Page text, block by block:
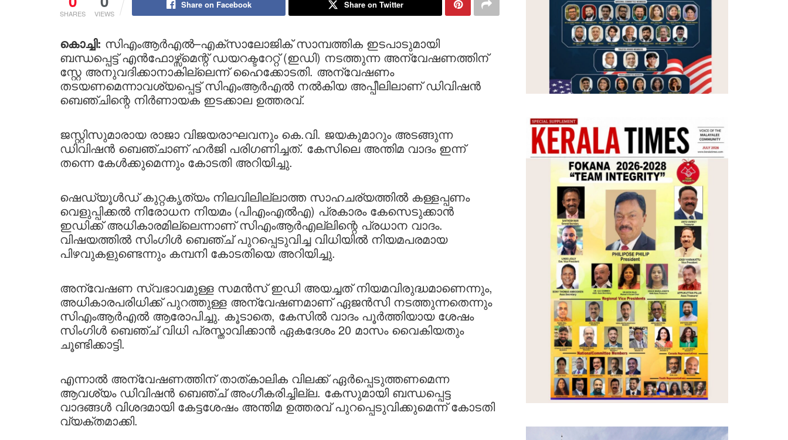
SHARES VIEWS
Share on Facebook Share on Twitter
കൊച്ചി: സിഎംആർഎൽ–എക്സാലോജിക് സാമ്പത്തിക ഇടപാടുമായി
ബന്ധപ്പെട്ട് എൻഫോഴ്സ്മെന്റ് ഡയറക്ടറേറ്റ് (ഇഡി) നടത്തുന്ന അന്വേഷണത്തിന്
സ്റ്റേ അനുവദിക്കാനാകില്ലെന്ന് ഹൈക്കോടതി. അന്വേഷണം
തടയണമെന്നാവശ്യപ്പെട്ട് സിഎംആർഎൽ നൽകിയ അപ്പീലിലാണ് ഡിവിഷൻ
ബെഞ്ചിന്റെ നിർണായക ഇടക്കാല ഉത്തരവ്.
ജസ്റ്റിസുമാരായ രാജാ വിജയരാഘവനും കെ.വി. ജയകുമാറും അടങ്ങുന്ന
ഡിവിഷൻ ബെഞ്ചാണ് ഹർജി പരിഗണിച്ചത്. കേസിലെ അന്തിമ വാദം ഇന്ന്
തന്നെ കേൾക്കുമെന്നും കോടതി അറിയിച്ചു.
ഷെഡ്യൂൾഡ് കുറ്റകൃത്യം നിലവിലില്ലാത്ത സാഹചര്യത്തിൽ കള്ളപ്പണം
വെളുപ്പിക്കൽ നിരോധന നിയമം (പിഎംഎൽഎ) പ്രകാരം കേസെടുക്കാൻ
ഇഡിക്ക് അധികാരമില്ലെന്നാണ് സിഎംആർഎല്ലിന്റെ പ്രധാന വാദം.
വിഷയത്തിൽ സിംഗിൾ ബെഞ്ച് പുറപ്പെടുവിച്ച വിധിയിൽ നിയമപരമായ
പിഴവുകളുണ്ടെന്നും കമ്പനി കോടതിയെ അറിയിച്ചു.
അന്വേഷണ സ്വഭാവമുള്ള സമൻസ് ഇഡി അയച്ചത് നിയമവിരുദ്ധമാണെന്നും,
അധികാരപരിധിക്ക് പുറത്തുള്ള അന്വേഷണമാണ് ഏജൻസി നടത്തുന്നതെന്നും
സിഎംആർഎൽ ആരോപിച്ചു. കൂടാതെ, കേസിൽ വാദം പൂർത്തിയായ ശേഷം
സിംഗിൾ ബെഞ്ച് വിധി പ്രസ്താവിക്കാൻ ഏകദേശം 20 മാസം വൈകിയതും
ചൂണ്ടിക്കാട്ടി.
എന്നാൽ അന്വേഷണത്തിന് താത്കാലിക വിലക്ക് ഏർപ്പെടുത്തണമെന്ന
ആവശ്യം ഡിവിഷൻ ബെഞ്ച് അംഗീകരിച്ചില്ല. കേസുമായി ബന്ധപ്പെട്ട
വാദങ്ങൾ വിശദമായി കേട്ടശേഷം അന്തിമ ഉത്തരവ് പുറപ്പെടുവിക്കുമെന്ന് കോടതി
വ്യക്തമാക്കി.